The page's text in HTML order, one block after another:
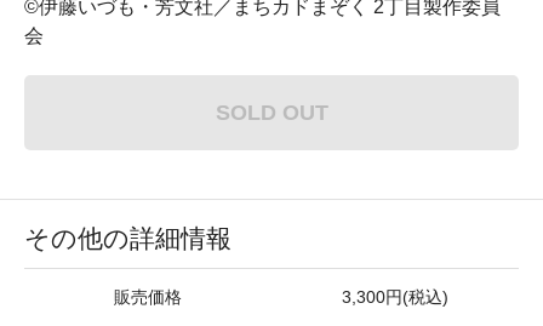
©伊藤いづも・芳文社／まちカドまぞく 2丁目製作委員
会
SOLD OUT
その他の詳細情報
販売価格 3,300円(税込)